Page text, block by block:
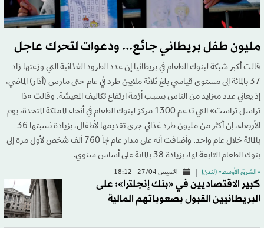
مليون طفل بريطاني جائع... ودعوات لتحرك عاجل
قالت أكبر شبكة لبنوك الطعام في بريطانيا إن عدد الطرود الغذائية التي وزعتها زاد
37 بالمائة إلى مستوى قياسي بلغ ثلاثة ملايين طرد في عام حتى مارس (آذار) الماضي،
إذ يعاني عدد متزايد من الناس بسبب أزمة ارتفاع تكاليف المعيشة. وقالت «ذا
تراسل تراست» التي تدعم 1300 مركز لبنوك الطعام في أنحاء المملكة المتحدة، يوم
الأربعاء، إن أكثر من مليون طرد غذائي جرى تقديمها لأطفال، بزيادة نسبتها 36
بالمائة خلال عام واحد. وأضافت أنه على مدار عام لجأ 760 ألف شخص لأول مرة إلى
بنوك الطعام التابعة لها، بزيادة 38 بالمائة على أساس سنوي.
«الشرق الأوسط» (لندن) الخميس 27/04 - 18:12
كبير الاقتصاديين في «بنك إنجلترا»: على
البريطانيين القبول بصعوباتهم المالية